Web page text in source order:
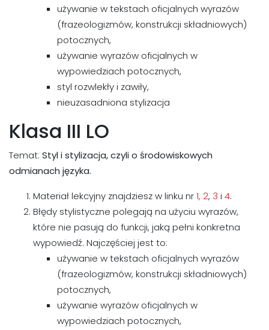
używanie w tekstach oficjalnych wyrazów
(frazeologizmów, konstrukcji składniowych)
potocznych,
używanie wyrazów oficjalnych w
wypowiedziach potocznych,
styl rozwlekły i zawiły,
nieuzasadniona stylizacja
Klasa III LO
Temat: Styl i stylizacja, czyli o środowiskowych
odmianach języka.
Materiał lekcyjny znajdziesz w linku nr1, 2, 3 i 4.
Błędy stylistyczne polegają na użyciu wyrazów,
które nie pasują do funkcji, jaką pełni konkretna
wypowiedź. Najczęściej jest to:
używanie w tekstach oficjalnych wyrazów
(frazeologizmów, konstrukcji składniowych)
potocznych,
używanie wyrazów oficjalnych w
wypowiedziach potocznych,